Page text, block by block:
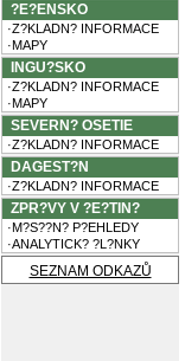
?E?ENSKO
·Z?KLADN? INFORMACE
·MAPY
INGU?SKO
·Z?KLADN? INFORMACE
·MAPY
SEVERN? OSETIE
·Z?KLADN? INFORMACE
DAGEST?N
·Z?KLADN? INFORMACE
ZPR?VY V ?E?TIN?
·M?S??N? P?EHLEDY
·ANALYTICK? ?L?NKY
SEZNAM ODKAZŮ